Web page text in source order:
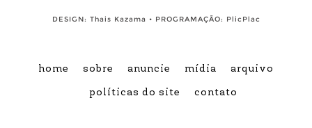
DESIGN: Thais Kazama • PROGRAMAÇÃO: PlicPlac
home sobre anuncie mídia arquivo
políticas do site contato